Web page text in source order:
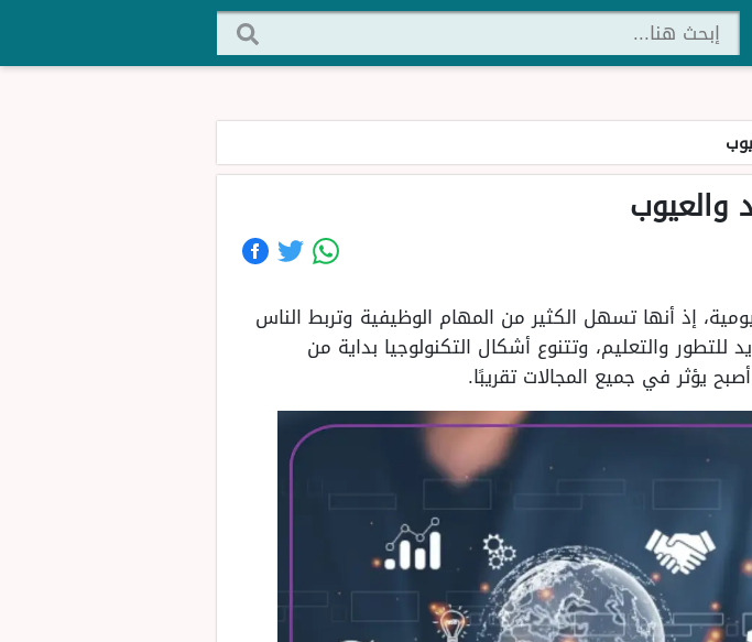
والعيوب
إذ أنها تسهل الكثير من المهام الوظيفية وتربط الناس
والتعليم، وتتنوع أشكال التكنولوجيا بداية من
يؤثر في جميع المجالات تقريبًا.